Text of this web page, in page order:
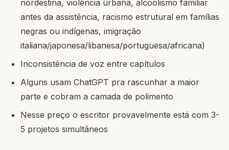
nordestina, violência urbana, alcoolismo familiar
antes da assistência, racismo estrutural em famílias
negras ou indígenas, imigração
italiana/japonesa/libanesa/portuguesa/africana)
Inconsistência de voz entre capítulos
Alguns usam ChatGPT pra rascunhar a maior
parte e cobram a camada de polimento
Nesse preço o escritor provavelmente está com 3-
5 projetos simultâneos